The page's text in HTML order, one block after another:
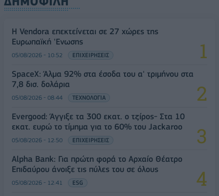
Η Vendora επεκτείνεται σε 27 χώρες της
Ευρωπαϊκή 'Ενωσης
05/08/2026 - 10:52 ΕΠΙΧΕΙΡΗΣΕΙΣ
SpaceX: Άλμα 92% στα έσοδα του α' τριμήνου στα
7,8 δισ. δολάρια
05/08/2026 - 08:44 ΤΕΧΝΟΛΟΓΙΑ
Evergood: Άγγιξε τα 300 εκατ. ο τζίρος- Στα 10
εκατ. ευρώ το τίμημα για το 60% του Jackaroo
05/08/2026 - 12:50 ΕΠΙΧΕΙΡΗΣΕΙΣ
Alpha Bank: Για πρώτη φορά το Αρχαίο Θέατρο
Επιδαύρου άνοιξε τις πύλες του σε όλους
05/08/2026 - 12:41 ESG